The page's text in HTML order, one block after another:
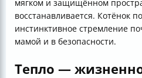
мягком и защищённом
восстанавливается. Котёнок
инстинктивное стремление
мамой и в безопасности.
Тепло —